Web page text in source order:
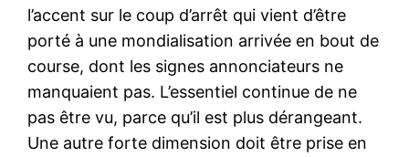
l’accent sur le coup d’arrêt qui vient d’être
porté à une mondialisation arrivée en bout de
course, dont les signes annonciateurs ne
manquaient pas. L’essentiel continue de ne
pas être vu, parce qu’il est plus dérangeant.
Une autre forte dimension doit être prise en